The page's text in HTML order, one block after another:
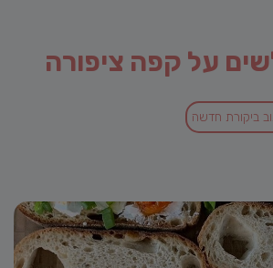
על קפה ציפורה
ביקורת חדשה